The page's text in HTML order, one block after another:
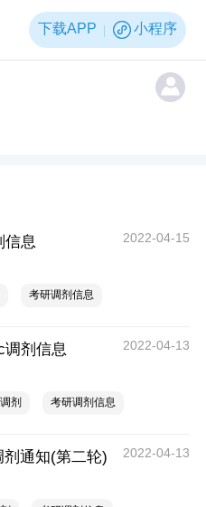
下载APP 小程序
信息 2022-04-15
考研调剂信息
调剂信息 2022-04-13
剂 考研调剂信息
剂通知(第二轮) 2022-04-13